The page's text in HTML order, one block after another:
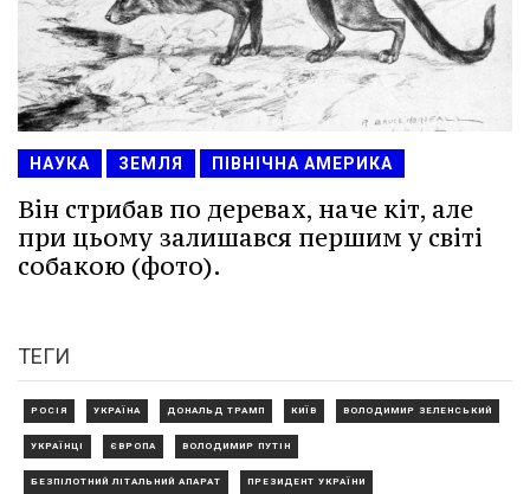
НАУКА ЗЕМЛЯ ПІВНІЧНА АМЕРИКА
Він стрибав по деревах, наче кіт, але
при цьому залишався першим у світі
собакою (фото).
ТЕГИ
РОСІЯ УКРАЇНА ДОНАЛЬД ТРАМП КИЇВ ВОЛОДИМИР ЗЕЛЕНСЬКИЙ
УКРАЇНЦІ ЄВРОПА ВОЛОДИМИР ПУТІН
БЕЗПІЛОТНИЙ ЛІТАЛЬНИЙ АПАРАТ ПРЕЗИДЕНТ УКРАЇНИ